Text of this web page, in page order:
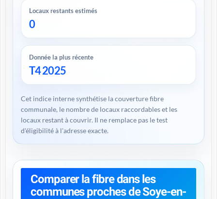
Locaux restants estimés
0
Donnée la plus récente
T4 2025
Cet indice interne synthétise la couverture fibre
communale, le nombre de locaux raccordables et les
locaux restant à couvrir. Il ne remplace pas le test
d'éligibilité à l'adresse exacte.
Comparer la fibre dans les
communes proches de Soye-en-